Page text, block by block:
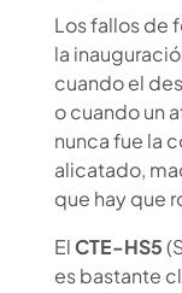
Los fallos de
la
cuando el
o cuando un
nunca fue la
alicatado,
que hay que
ElCTE-HS5
es bastante